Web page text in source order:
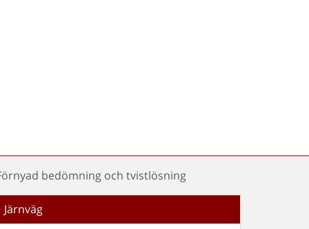
bedömning och tvistlösning
Järnväg